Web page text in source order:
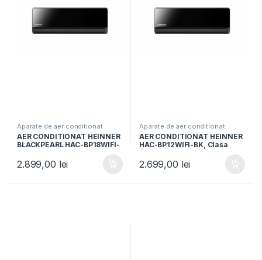
Aparate de aer conditionat
AER CONDITIONAT HEINNER
BLACKPEARL HAC-BP18WIFI-
Clasa A++/A+, Control WI-FI,
Functie Follow Me, Filtru
2.899,00 lei
Aparate de aer conditionat
AER CONDITIONAT HEINNER
HAC-BP12WIFI-BK, Clasa
Control Wi-Fi, functie Super
Ionizare, Breeze away,
2.699,00 lei